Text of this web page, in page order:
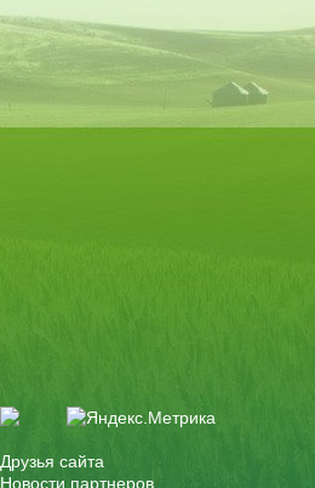
Друзья сайта
Новости партнеров